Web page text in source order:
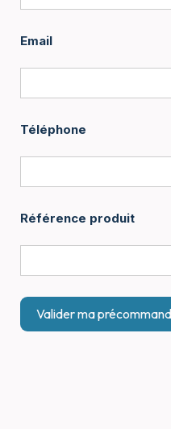
Email
Téléphone
Référence produit